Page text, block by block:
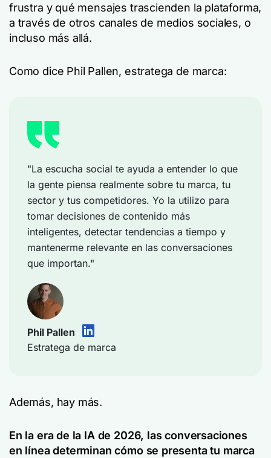
frustra y qué mensajes trascienden la plataforma,
a través de otros canales de medios sociales, o
incluso más allá.
Como dice Phil Pallen, estratega de marca:
"La escucha social te ayuda a entender lo que
la gente piensa realmente sobre tu marca, tu
sector y tus competidores. Yo la utilizo para
tomar decisiones de contenido más
inteligentes, detectar tendencias a tiempo y
mantenerme relevante en las conversaciones
que importan."
Phil Pallen
Estratega de marca
Además, hay más.
En la era de la IA de 2026, las conversaciones
en línea determinan cómo se presenta tu marca